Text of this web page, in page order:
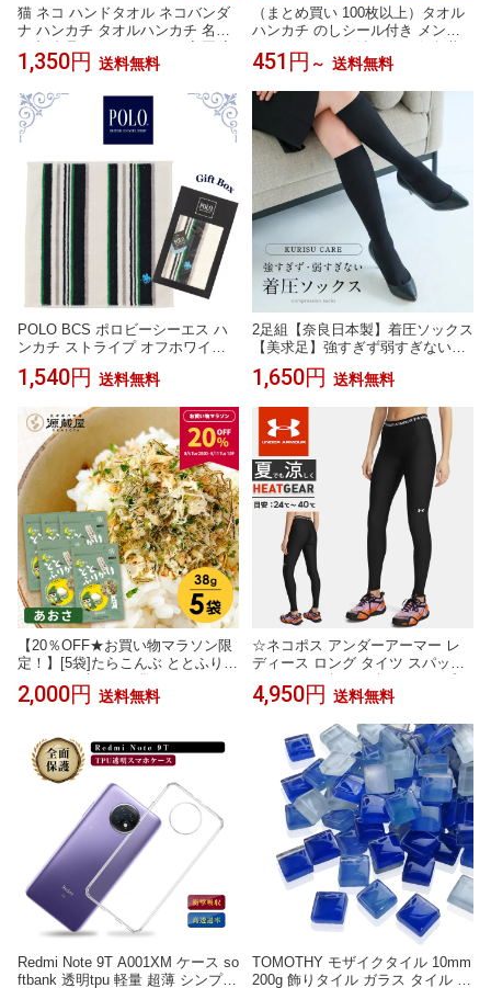
猫 ネコ ハンドタオル ネコバンダ
ナ ハンカチ タオルハンカチ 名入
学 卒園 卒業 入学祝い 還暦 卒業祝
かわいい グッズ プレゼント ギフ
ト
1,350円 送料無料
（まとめ買い 100枚以上）タオル
ハンカチ のしシール付き メンズ
ギフト まとめ買い 22.5×23cm レ
職 Tps-152-100set-nosi［タバラッ
451円 ～ 送料無料
POLO BCS ポロビーシーエス ハ
ンカチ ストライプ オフホワイト 2
5cm あぶらとり 抗菌防臭 タオル
ハンカチ ハンドタオル ギフトボ
ギフト プレゼント 男性 人気 おし
ゃれ ラッピング対応 誕生日 お礼
お返し お祝い 贈答品 ノベルティ
1,540円 送料無料
2足組【奈良日本製】着圧ソックス
【美求足】強すぎず弱すぎないか
ら、丁度いい♪毎日履いて美脚をG
ET♪【クロネコDM便限定】ポイン
1,650円 送料無料
【20％OFF★お買い物マラソン限
定！】[5袋]たらこんぶ ととふりか
け あおさ味 38g×5袋セット めし
こん【食卓応援セール】
2,000円 送料無料
☆ネコポス アンダーアーマー レ
ディース ロング タイツ スパッツ
UA ヒートギア レギンス コンプレ
ッション ベースレイヤー 吸汗速
UVカット トレーニング ランニン
グ ジム フィットネス ヨガ UNDE
R ARMOUR 6010002
4,950円 送料無料
Redmi Note 9T A001XM ケース so
ftbank 透明tpu 軽量 超薄 シンプル
TOMOTHY モザイクタイル 10mm
200g 飾りタイル ガラス タイル ハ